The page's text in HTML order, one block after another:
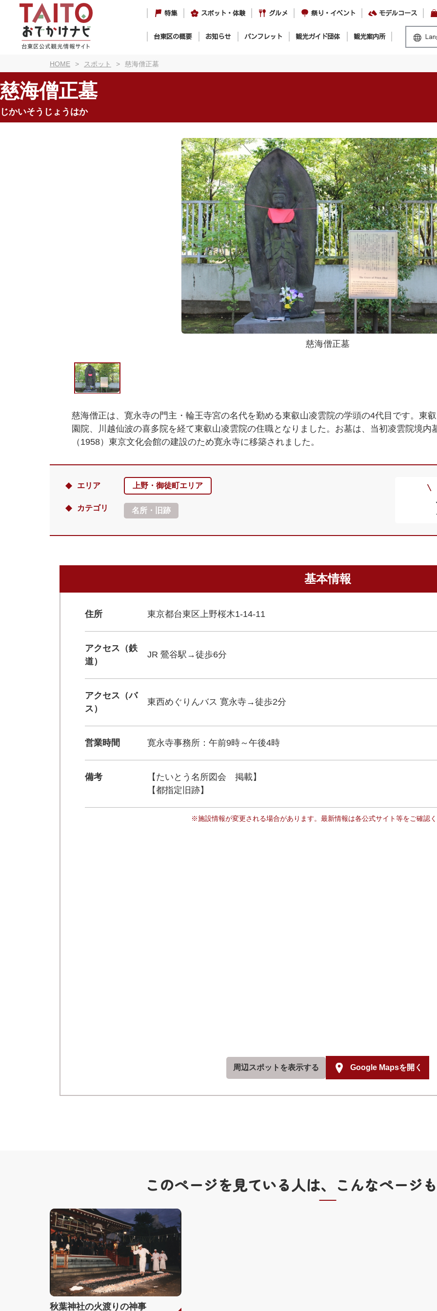
特集 スポット・体験 グルメ 祭り・イベント モデルコース
台東区の概要 お知らせ パンフレット 観光ガイド団体 観光案内所
HOME スポット 慈海僧正墓
慈海僧正墓
じかいそうじょうはか
慈海僧正墓
慈海僧正は、寛永寺の門主・輪王寺宮の名代を勤める東叡山凌雲院の学頭の4代目です。東
園院、川越仙波の喜多院を経て東叡山凌雲院の住職となりました。お墓は、当初凌雲院境内
（1958）東京文化会館の建設のため寛永寺に移築されました。
エリア 上野・御徒町エリア
カテゴリ 名所・旧跡
基本情報
住所 東京都台東区上野桜木1-14-11
アクセス（鉄
道）
JR 鶯谷駅→徒歩6分
アクセス（バ
ス）
東西めぐりんバス 寛永寺→徒歩2分
営業時間 寛永寺事務所：午前9時～午後4時
備考
【たいとう名所図会 掲載】
【都指定旧跡】
※施設情報が変更される場合があります。最新情報は各公式サイト等をご確認
周辺スポットを表示する Google Mapsを開く
このページを見ている人は、 こんなページ
秋葉神社の火渡りの神事